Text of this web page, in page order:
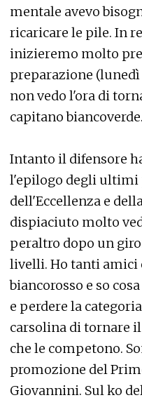
mentale avevo
ricaricare le pile. In
inizieremo molto
preparazione
non vedo l'ora di
capitano biancoverde.
Intanto il difensore
l'epilogo degli ultimi
dell'Eccellenza e
dispiaciuto molto
peraltro dopo un
livelli. Ho tanti amici
biancorosso e so
e perdere la
carsolina di tornare
che le competono.
promozione del
Giovannini. Sul ko